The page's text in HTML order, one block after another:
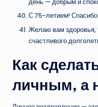
день — добрым и
С 75-летием! Спасибо
Желаю вам здоровья,
счастливого
Как
личным, а